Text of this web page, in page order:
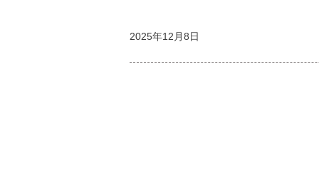
2025年12月8日